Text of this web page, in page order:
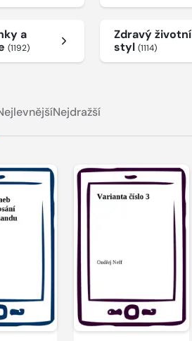
a
(1192)
Zdravý životní
styl(1114)
Nejdražší